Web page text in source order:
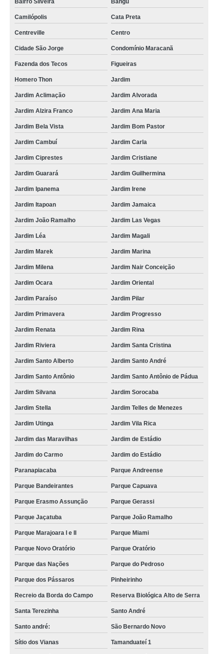
Bairro Silveira Bangú
Camilópolis Cata Preta
Centreville Centro
Cidade São Jorge Condomínio Maracanã
Fazenda dos Tecos Figueiras
Homero Thon Jardim
Jardim Aclimação Jardim Alvorada
Jardim Alzira Franco Jardim Ana Maria
Jardim Bela Vista Jardim Bom Pastor
Jardim Cambuí Jardim Carla
Jardim Ciprestes Jardim Cristiane
Jardim Guarará Jardim Guilhermina
Jardim Ipanema Jardim Irene
Jardim Itapoan Jardim Jamaica
Jardim João Ramalho Jardim Las Vegas
Jardim Léa Jardim Magali
Jardim Marek Jardim Marina
Jardim Milena Jardim Nair Conceição
Jardim Ocara Jardim Oriental
Jardim Paraíso Jardim Pilar
Jardim Primavera Jardim Progresso
Jardim Renata Jardim Rina
Jardim Riviera Jardim Santa Cristina
Jardim Santo Alberto Jardim Santo André
Jardim Santo Antônio Jardim Santo Antônio de Pádua
Jardim Silvana Jardim Sorocaba
Jardim Stella Jardim Telles de Menezes
Jardim Utinga Jardim Vila Rica
Jardim das Maravilhas Jardim de Estádio
Jardim do Carmo Jardim do Estádio
Paranapiacaba Parque Andreense
Parque Bandeirantes Parque Capuava
Parque Erasmo Assunção Parque Gerassi
Parque Jaçatuba Parque João Ramalho
Parque Marajoara I e II Parque Miami
Parque Novo Oratório Parque Oratório
Parque das Nações Parque do Pedroso
Parque dos Pássaros Pinheirinho
Recreio da Borda do Campo Reserva Biológica Alto de Serra
Santa Terezinha Santo André
Santo andré: São Bernardo Novo
Sítio dos Vianas Tamanduateí 1